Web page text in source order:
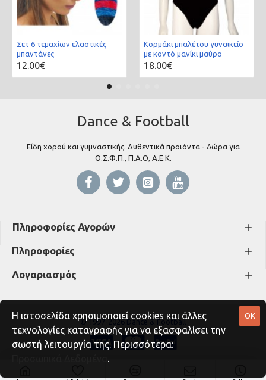
Σετ 6 τεμαχίων ελαστικές
μπαντάνες
12.00€
Κορμάκι μπαλέτου γυναικείο
με κοντό μανίκι μαύρο
18.00€
Dance & Football
Είδη χορού και γυμναστικής. Αυθεντικά προϊόντα - Δώρα για
Ο.Σ.Φ.Π., Π.Α.Ο, Α.Ε.Κ.
Πληροφορίες Αγορών
Πληροφορίες
Λογαριασμός
© 1997-2026 Dance & Football
OK
Η ιστοσελίδα χρησιμοποιεί cookies και άλλες
τεχνολογίες καταγραφής για να εξασφαλίσει την
σωστή λειτουργία της. Περισσότερα:
.